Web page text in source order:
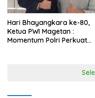
Hari Bhayangkara ke-80,
Ketua PWI Magetan :
Momentum Polri Perkuat